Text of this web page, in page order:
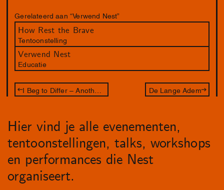
Gerelateerd aan “Verwend Nest”
How Rest the Brave
Tentoonstelling
Verwend Nest
Educatie
De Lange Adem
Hier vind je alle evenementen,
tentoonstellingen, talks, workshops
en performances die Nest
organiseert.